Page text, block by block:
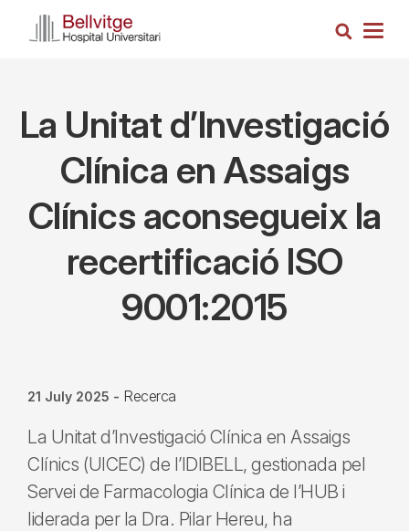
Search
La Unitat d’Investigació
Clínica en Assaigs
Clínics aconsegueix la
recertificació ISO
9001:2015
21 July 2025 - Recerca
La Unitat d’Investigació Clínica en Assaigs
Clínics (UICEC) de l’IDIBELL, gestionada pel
Servei de Farmacologia Clínica de l’HUB i
liderada per la Dra. Pilar Hereu, ha